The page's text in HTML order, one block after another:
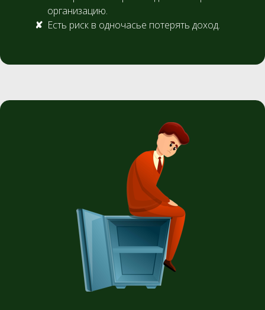
организацию.
Есть риск в одночасье потерять доход.